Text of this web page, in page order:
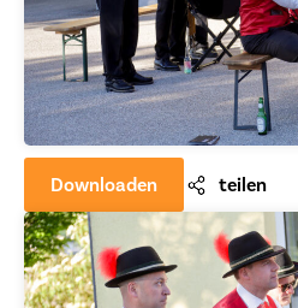
Downloaden teilen